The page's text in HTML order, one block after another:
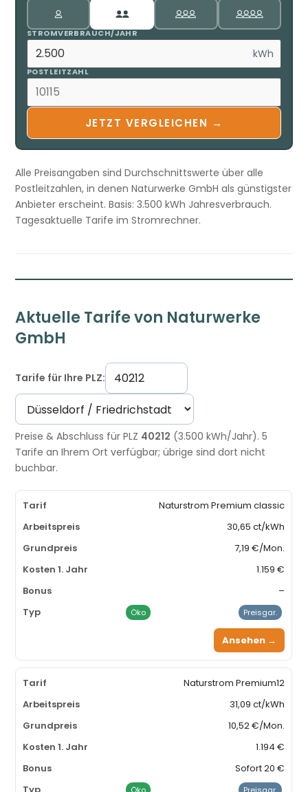
STROMVERBRAUCH/JAHR
kWh
POSTLEITZAHL
JETZT VERGLEICHEN →
Alle Preisangaben sind Durchschnittswerte über alle
Postleitzahlen, in denen Naturwerke GmbH als günstigster
Anbieter erscheint. Basis: 3.500 kWh Jahresverbrauch.
Tagesaktuelle Tarife im Stromrechner.
Aktuelle Tarife von Naturwerke
GmbH
Tarife für Ihre PLZ:
Preise & Abschluss für PLZ 40212 (3.500 kWh/Jahr). 5
Tarife an Ihrem Ort verfügbar; übrige sind dort nicht
buchbar.
Naturstrom Premium classic
30,65 ct/kWh
7,19 €/Mon.
1.159 €
–
Öko Preisgar.
Ansehen →
Naturstrom Premium12
31,09 ct/kWh
10,52 €/Mon.
1.194 €
Sofort 20 €